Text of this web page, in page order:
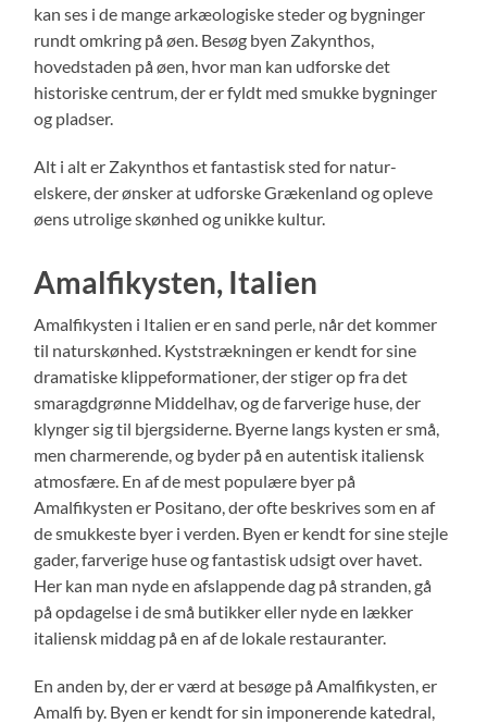
kan ses i de mange arkæologiske steder og bygninger
rundt omkring på øen. Besøg byen Zakynthos,
hovedstaden på øen, hvor man kan udforske det
historiske centrum, der er fyldt med smukke bygninger
og pladser.
Alt i alt er Zakynthos et fantastisk sted for natur-
elskere, der ønsker at udforske Grækenland og opleve
øens utrolige skønhed og unikke kultur.
Amalfikysten, Italien
Amalfikysten i Italien er en sand perle, når det kommer
til naturskønhed. Kyststrækningen er kendt for sine
dramatiske klippeformationer, der stiger op fra det
smaragdgrønne Middelhav, og de farverige huse, der
klynger sig til bjergsiderne. Byerne langs kysten er små,
men charmerende, og byder på en autentisk italiensk
atmosfære. En af de mest populære byer på
Amalfikysten er Positano, der ofte beskrives som en af
de smukkeste byer i verden. Byen er kendt for sine stejle
gader, farverige huse og fantastisk udsigt over havet.
Her kan man nyde en afslappende dag på stranden, gå
på opdagelse i de små butikker eller nyde en lækker
italiensk middag på en af de lokale restauranter.
En anden by, der er værd at besøge på Amalfikysten, er
Amalfi by. Byen er kendt for sin imponerende katedral,